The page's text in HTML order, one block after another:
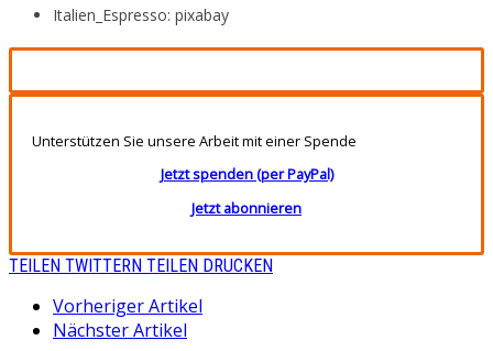
Italien_Espresso: pixabay
Unterstützen Sie unsere Arbeit mit einer Spende
Jetzt spenden (per PayPal)
Jetzt abonnieren
TEILEN TWITTERN TEILEN DRUCKEN
Vorheriger Artikel
Nächster Artikel